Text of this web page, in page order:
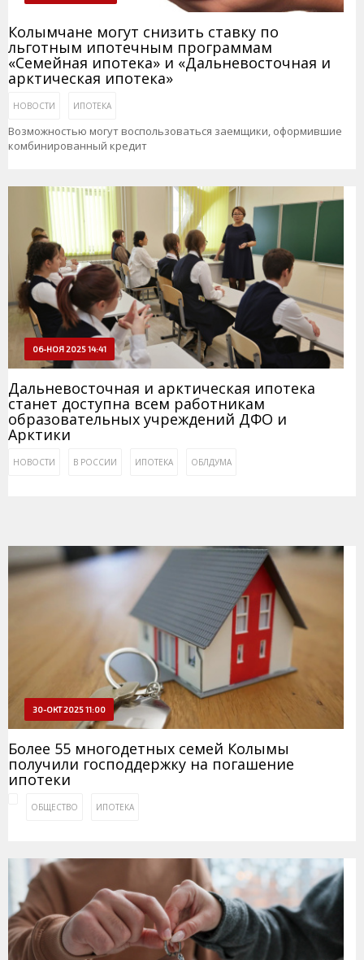
Колымчане могут снизить ставку по
льготным ипотечным программам
«Семейная ипотека» и «Дальневосточная и
арктическая ипотека»
НОВОСТИ ИПОТЕКА
Возможностью могут воспользоваться заемщики, оформившие
комбинированный кредит
06-НОЯ 2025 14:41
Дальневосточная и арктическая ипотека
станет доступна всем работникам
образовательных учреждений ДФО и
Арктики
НОВОСТИ В РОССИИ ИПОТЕКА ОБЛДУМА
30-ОКТ 2025 11:00
Более 55 многодетных семей Колымы
получили господдержку на погашение
ипотеки
ОБЩЕСТВО ИПОТЕКА